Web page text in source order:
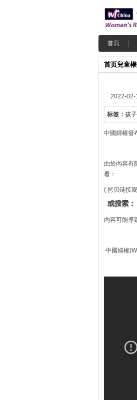
首頁
首页兒童
2022-02-
标签： 孩
中國婦
由於內容有
看：
( 拷贝链接
或搜索：
內容可能導
中國婦權